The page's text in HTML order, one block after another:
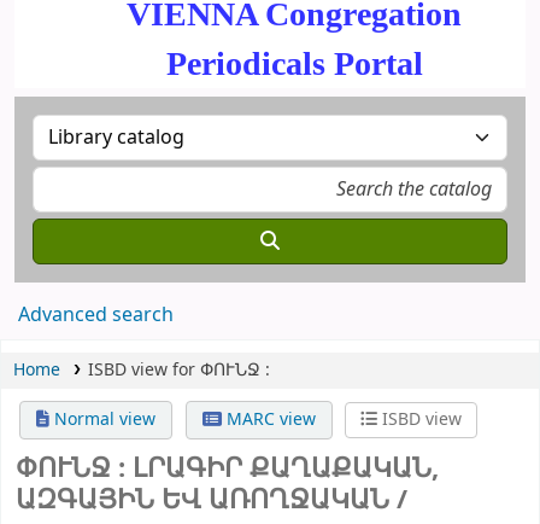
VIENNA Congregation
Periodicals Portal
Advanced search
Home
ISBD view for ՓՈՒՆՋ :
Normal view
MARC view ISBD view
ՓՈՒՆՋ : ԼՐԱԳԻՐ ՔԱՂԱՔԱԿԱՆ,
ԱԶԳԱՅԻՆ ԵՎ ԱՌՈՂՋԱԿԱՆ /